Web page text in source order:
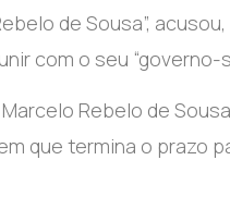
de Sousa”,
com o seu “governo-
Rebelo de
que termina o prazo